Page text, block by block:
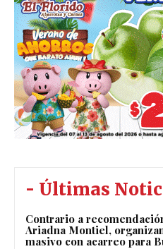
- Últimas
Contrario a
Ariadna Montiel,
masivo con acarreo para